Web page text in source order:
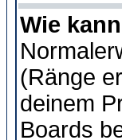
Wie
(Ränge
deinem
Boards